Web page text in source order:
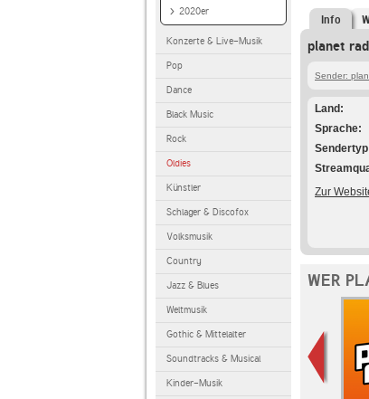
2020er
Konzerte & Live-Musik
Pop
Dance
Black Music
Rock
Oldies
Künstler
Schlager & Discofox
Volksmusik
Country
Jazz & Blues
Weltmusik
Gothic & Mittelalter
Soundtracks & Musical
Kinder-Musik
Info
planet
Sender:
Land
Sprache
Sendertyp
Zur
WER